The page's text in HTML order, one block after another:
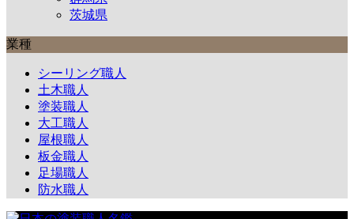
茨城県
業種
シーリング職人
土木職人
塗装職人
大工職人
屋根職人
板金職人
足場職人
防水職人